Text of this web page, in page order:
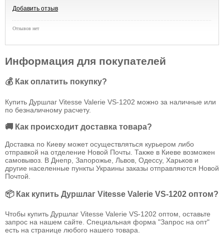
Добавить отзыв
Отзывов нет
Информация для покупателей
💰 Как оплатить покупку?
Купить Дуршлаг Vitesse Valerie VS-1202 можно за наличные или
по безналичному расчету.
🚚 Как происходит доставка товара?
Доставка по Киеву может осуществляться курьером либо
отправкой на отделение Новой Почты. Также в Киеве возможен
самовывоз. В Днепр, Запорожье, Львов, Одессу, Харьков и
другие населенные пункты Украины заказы отправляются Новой
Почтой.
📦 Как купить Дуршлаг Vitesse Valerie VS-1202 оптом?
Чтобы купить Дуршлаг Vitesse Valerie VS-1202 оптом, оставьте
запрос на нашем сайте. Специальная форма "Запрос на опт"
есть на странице любого нашего товара.